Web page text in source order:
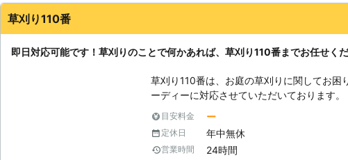
富山県 中新川郡立山町
草刈り110番
即日対応可能です！草刈りのことで何かあれば、草刈り110番までお任せくだ
草刈り110番は、お庭の草刈りに関してお困
ーディーに対応させていただいております
するまでもない、と思う方もいるかもしれ
にも重労働です。 特に夏場などの暑い時期は、個人で行う草刈りは辛い作
業になることでしょう。 水分をしっかりと
危険性があります。せっかく自分で作業をし
目安料金 ー
定休日 年中無休
営業時間 24時間